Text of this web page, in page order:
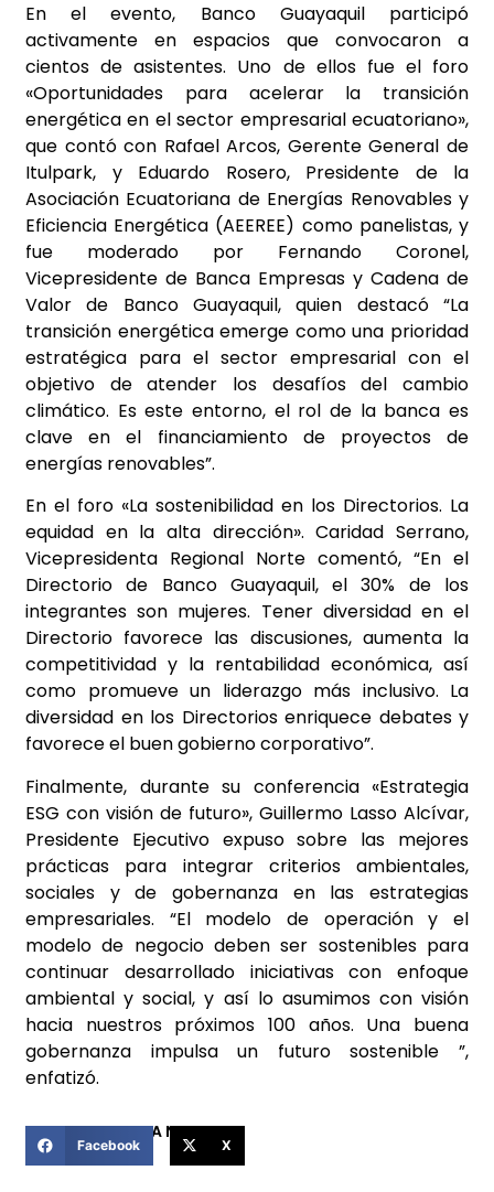
En el evento, Banco Guayaquil participó
activamente en espacios que convocaron a
cientos de asistentes. Uno de ellos fue el foro
«Oportunidades para acelerar la transición
energética en el sector empresarial ecuatoriano»,
que contó con Rafael Arcos, Gerente General de
Itulpark, y Eduardo Rosero, Presidente de la
Asociación Ecuatoriana de Energías Renovables y
Eficiencia Energética (AEEREE) como panelistas, y
fue moderado por Fernando Coronel,
Vicepresidente de Banca Empresas y Cadena de
Valor de Banco Guayaquil, quien destacó “La
transición energética emerge como una prioridad
estratégica para el sector empresarial con el
objetivo de atender los desafíos del cambio
climático. Es este entorno, el rol de la banca es
clave en el financiamiento de proyectos de
energías renovables”.
En el foro «La sostenibilidad en los Directorios. La
equidad en la alta dirección». Caridad Serrano,
Vicepresidenta Regional Norte comentó, “En el
Directorio de Banco Guayaquil, el 30% de los
integrantes son mujeres. Tener diversidad en el
Directorio favorece las discusiones, aumenta la
competitividad y la rentabilidad económica, así
como promueve un liderazgo más inclusivo. La
diversidad en los Directorios enriquece debates y
favorece el buen gobierno corporativo”.
Finalmente, durante su conferencia «Estrategia
ESG con visión de futuro», Guillermo Lasso Alcívar,
Presidente Ejecutivo expuso sobre las mejores
prácticas para integrar criterios ambientales,
sociales y de gobernanza en las estrategias
empresariales. “El modelo de operación y el
modelo de negocio deben ser sostenibles para
continuar desarrollado iniciativas con enfoque
ambiental y social, y así lo asumimos con visión
hacia nuestros próximos 100 años. Una buena
gobernanza impulsa un futuro sostenible ”,
enfatizó.
COMPARTIR ESTA NOTICIA
Facebook X